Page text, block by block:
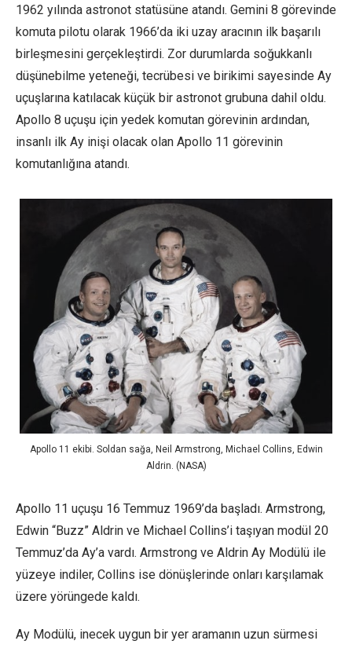
1962 yılında astronot statüsüne atandı. Gemini 8 görevinde
komuta pilotu olarak 1966’da iki uzay aracının ilk başarılı
birleşmesini gerçekleştirdi. Zor durumlarda soğukkanlı
düşünebilme yeteneği, tecrübesi ve birikimi sayesinde Ay
uçuşlarına katılacak küçük bir astronot grubuna dahil oldu.
Apollo 8 uçuşu için yedek komutan görevinin ardından,
insanlı ilk Ay inişi olacak olan Apollo 11 görevinin
komutanlığına atandı.
Apollo 11 ekibi. Soldan sağa, Neil Armstrong, Michael Collins, Edwin
Aldrin. (NASA)
Apollo 11 uçuşu 16 Temmuz 1969’da başladı. Armstrong,
Edwin “Buzz” Aldrin ve Michael Collins’i taşıyan modül 20
Temmuz’da Ay’a vardı. Armstrong ve Aldrin Ay Modülü ile
yüzeye indiler, Collins ise dönüşlerinde onları karşılamak
üzere yörüngede kaldı.
Ay Modülü, inecek uygun bir yer aramanın uzun sürmesi